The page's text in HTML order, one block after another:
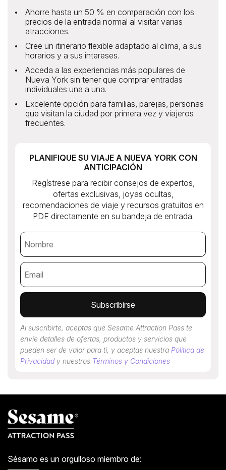
Ahorre hasta un 50 % en comparación con los
precios de la entrada normal al visitar varias
atracciones.
Cree un itinerario flexible adaptado al clima, a sus
horarios y a sus intereses.
Acceda a las experiencias más populares de
Nueva York sin tener que comprar entradas
individuales una a una.
Excelente opción para familias, parejas, personas
que visitan la ciudad por primera vez y viajeros
frecuentes.
PLANIFIQUE SU VIAJE A NUEVA YORK CON
ANTICIPACIÓN
Regístrese para recibir consejos de expertos,
ofertas exclusivas, joyas ocultas,
recomendaciones de viaje y recursos gratuitos en
PDF directamente en su bandeja de entrada.
Subscribirse
Al suscribirte, aceptas que Sesame Attraction Pass te
envíe detalles de ofertas, productos y servicios que
pueden ser de valor para ti, y aceptas nuestra Política de
Privacidady nuestros Términos y Condiciones
Sésamo es un orgulloso miembro de: